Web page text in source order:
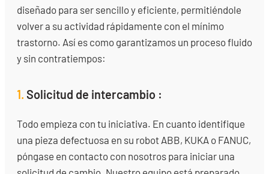
diseñado para ser sencillo y eficiente, permitiéndole
volver a su actividad rápidamente con el mínimo
trastorno. Así es como garantizamos un proceso fluido
y sin contratiempos:
1. Solicitud de intercambio :
Todo empieza con tu iniciativa. En cuanto identifique
una pieza defectuosa en su robot ABB, KUKA o FANUC,
póngase en contacto con nosotros para iniciar una